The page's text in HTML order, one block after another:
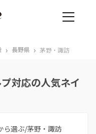
› 長野県 › 茅野・諏訪
対応の人気ネイ
ら選ぶ/茅野・諏訪